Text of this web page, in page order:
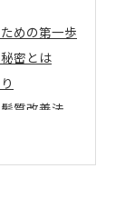
めの第一歩
密とは
質改善法
なこと